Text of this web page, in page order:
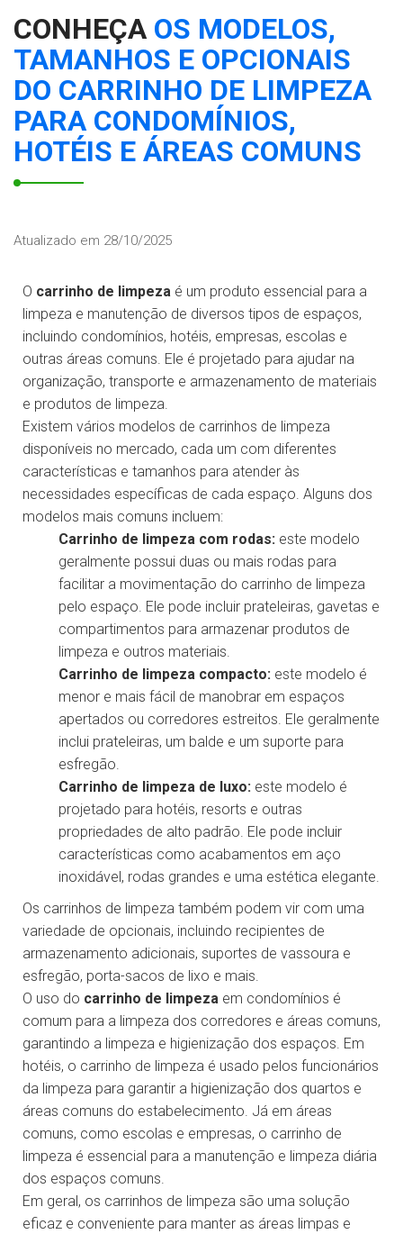
CONHEÇA OS MODELOS,
TAMANHOS E OPCIONAIS
DO CARRINHO DE LIMPEZA
PARA CONDOMÍNIOS,
HOTÉIS E ÁREAS COMUNS
Atualizado em 28/10/2025
O carrinho de limpeza é um produto essencial para a
limpeza e manutenção de diversos tipos de espaços,
incluindo condomínios, hotéis, empresas, escolas e
outras áreas comuns. Ele é projetado para ajudar na
organização, transporte e armazenamento de materiais
e produtos de limpeza.
Existem vários modelos de carrinhos de limpeza
disponíveis no mercado, cada um com diferentes
características e tamanhos para atender às
necessidades específicas de cada espaço. Alguns dos
modelos mais comuns incluem:
Carrinho de limpeza com rodas: este modelo
geralmente possui duas ou mais rodas para
facilitar a movimentação do carrinho de limpeza
pelo espaço. Ele pode incluir prateleiras, gavetas e
compartimentos para armazenar produtos de
limpeza e outros materiais.
Carrinho de limpeza compacto: este modelo é
menor e mais fácil de manobrar em espaços
apertados ou corredores estreitos. Ele geralmente
inclui prateleiras, um balde e um suporte para
esfregão.
Carrinho de limpeza de luxo: este modelo é
projetado para hotéis, resorts e outras
propriedades de alto padrão. Ele pode incluir
características como acabamentos em aço
inoxidável, rodas grandes e uma estética elegante.
Os carrinhos de limpeza também podem vir com uma
variedade de opcionais, incluindo recipientes de
armazenamento adicionais, suportes de vassoura e
esfregão, porta-sacos de lixo e mais.
O uso do carrinho de limpeza em condomínios é
comum para a limpeza dos corredores e áreas comuns,
garantindo a limpeza e higienização dos espaços. Em
hotéis, o carrinho de limpeza é usado pelos funcionários
da limpeza para garantir a higienização dos quartos e
áreas comuns do estabelecimento. Já em áreas
comuns, como escolas e empresas, o carrinho de
limpeza é essencial para a manutenção e limpeza diária
dos espaços comuns.
Em geral, os carrinhos de limpeza são uma solução
eficaz e conveniente para manter as áreas limpas e